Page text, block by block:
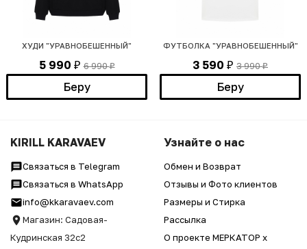
ХУДИ "УРАВНОБЕШЕННЫЙ"
5 990 ₽ 6 990₽
Беру
ФУТБОЛКА "УРАВНОБЕШЕННЫЙ"
3 590 ₽ 3 990₽
Беру
KIRILL KARAVAEV
Связаться в Telegram
Связаться в WhatsApp
info@kkaravaev.com
Магазин: Садовая-
Кудринская 32с2
Узнайте о нас
Обмен и Возврат
Отзывы и Фото клиентов
Размеры и Стирка
Рассылка
О проекте МЕРКАТОР x